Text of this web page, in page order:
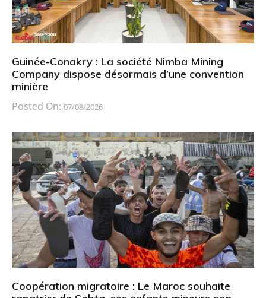
Guinée-Conakry : La société Nimba Mining
Company dispose désormais d’une convention
minière
Posted On: 07/08/2026
Coopération migratoire : Le Maroc souhaite